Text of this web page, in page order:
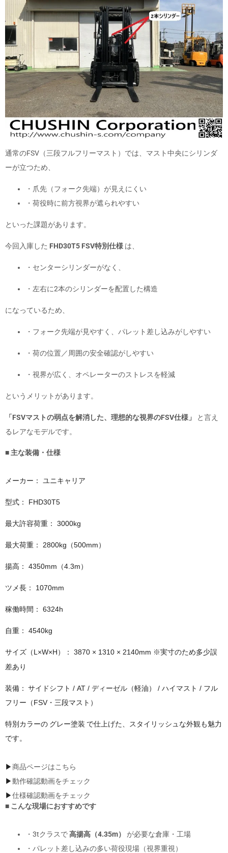
通常のFSV（三段フルフリーマスト）では、マスト中央にシリンダ
ーが立つため、
・爪先（フォーク先端）が見えにくい
・荷役時に前方視界が遮られやすい
といった課題があります。
今回入庫した FHD30T5 FSV特別仕様 は、
・センターシリンダーがなく、
・左右に2本のシリンダーを配置した構造
になっているため、
・フォーク先端が見やすく、パレット差し込みがしやすい
・荷の位置／周囲の安全確認がしやすい
・視界が広く、オペレーターのストレスを軽減
というメリットがあります。
「FSVマストの弱点を解消した、理想的な視界のFSV仕様」
と言え
るレアなモデルです。
■ 主な装備・仕様
メーカー： ユニキャリア
型式： FHD30T5
最大許容荷重： 3000kg
最大荷重： 2800kg （500mm）
揚高： 4350mm（4.3m）
ツメ長： 1070mm
稼働時間： 6324h
自重： 4540kg
サイズ（L×W×H）： 3870 × 1310 × 2140mm ※実寸のため多少誤
差あり
装備： サイドシフト / AT / ディーゼル（軽油） / ハイマスト / フル
フリー（FSV ・三段マスト）
特別カラーの グレー塗装 で仕上げた、スタイリッシュな外観も魅力
です。
▶商品ページはこちら
▶動作確認動画をチェック
▶仕様確認動画をチェック
■ こんな現場におすすめです
・3tクラスで高揚高（4.35m）
が必要な倉庫・工場
・パレット差し込みの多い荷役現場（視界重視）